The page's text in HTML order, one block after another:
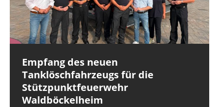
Empfang des neuen
Tanklöschfahrzeugs für die
Stützpunktfeuerwehr
Waldböckelheim
Rüdesheim: Notfalltüröffnung
Die Rüdesheimer Feuerwehr wurde am
Mittwochmorgen zu einer Notfalltüröffnung in der
Rüdesheimer Ortslage alarmiert. (rg) Bildquelle:
Obergeschoss. Für
[…]
und der FEZ Rüdesheim am Montagabend. Es
handelte sich
[…]
und Polizei. Gegen 16:30 Uhr erfolgte die
überörtliche Anforderung der
[…]